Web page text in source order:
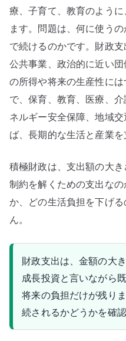
療、子育て、教育のよう
ます。問題は、何に使う
で続けるのかです。財政支
公共事業、政治的に近い
の所得や将来の生産性に
で、保育、教育、医療、
ネルギー安全保障、地域
ば、長期的な生活と産業を
積極財政は、支出額の大
制約を解くための支出な
か、どの生活負担を下げ
ん。
財政支出は、金額の大
成長投資と言いながら
将来の負担だけが残り
続されるかどうかを確